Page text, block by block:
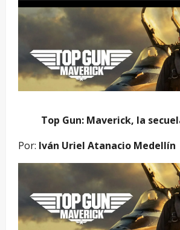
Top Gun: Maverick, la
Por: Iván Uriel Atanacio Medellín